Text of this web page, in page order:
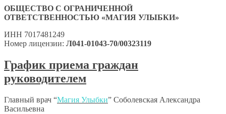
ОБЩЕСТВО С ОГРАНИЧЕННОЙ
ОТВЕТСТВЕННОСТЬЮ «МАГИЯ УЛЫБКИ»
ИНН 7017481249
Номер лицензии: Л041-01043-70/00323119
График приема граждан
руководителем
Главный врач “Магия Улыбки” Соболевская Александра
Васильевна